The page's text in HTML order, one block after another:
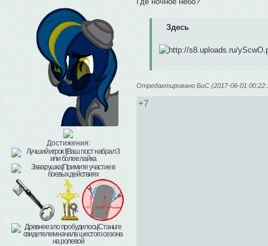
Достижения:
Здесь
Отредактировано БиС (2017-06-01
+7